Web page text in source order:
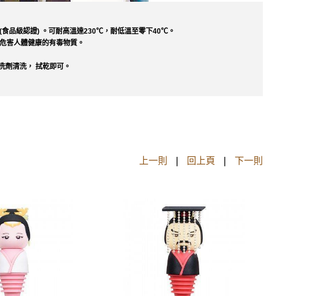
品級認證) 。可耐高溫達230℃，耐低溫至零下40℃。
害人體健康的有毒物質。
劑清洗， 拭乾即可。
上一則 | 回上頁 | 下一則